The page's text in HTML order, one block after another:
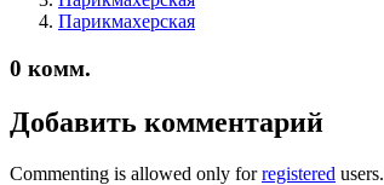
Парикмахерская
0 комм.
Добавить комментарий
Commenting is allowed only forregistered users.